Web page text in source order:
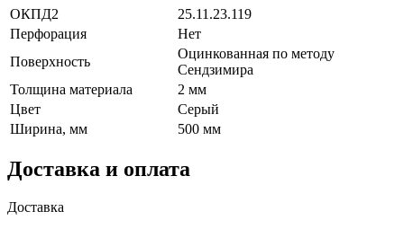
ОКПД2
25.11.23.119
Перфорация
Нет
Поверхность
Оцинкованная по методу
Сендзимира
Толщина материала
2 мм
Цвет
Серый
Ширина, мм
500 мм
Доставка и оплата
Доставка